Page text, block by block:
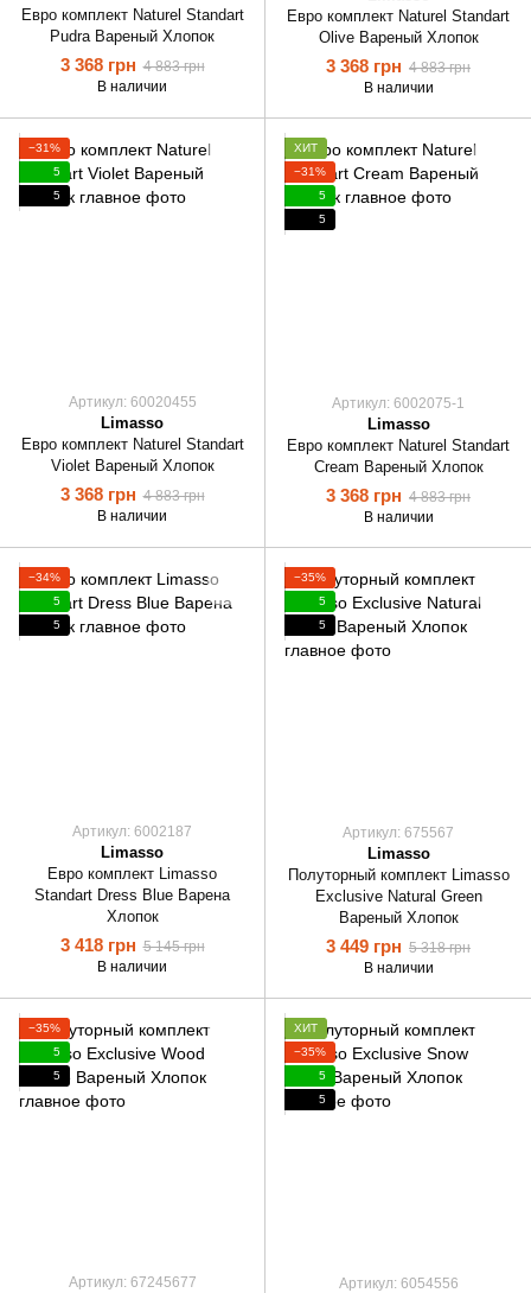
Евро комплект Naturel Standart
Pudra Вареный Хлопок
3 368 грн 4 883 грн
В наличии
Евро комплект Naturel Standart
Olive Вареный Хлопок
3 368 грн 4 883 грн
В наличии
−31%
5
5
Артикул: 60020455
Limasso
Евро комплект Naturel Standart
Violet Вареный Хлопок
3 368 грн 4 883 грн
В наличии
ХИТ
−31%
5
5
Артикул: 6002075-1
Limasso
Евро комплект Naturel Standart
Cream Вареный Хлопок
3 368 грн 4 883 грн
В наличии
−34%
5
5
Артикул: 6002187
Limasso
Евро комплект Limasso
Standart Dress Blue Варена
Хлопок
3 418 грн 5 145 грн
В наличии
−35%
5
5
Артикул: 675567
Limasso
Полуторный комплект Limasso
Exclusive Natural Green
Вареный Хлопок
3 449 грн 5 318 грн
В наличии
−35%
5
5
Артикул: 67245677
ХИТ
−35%
5
5
Артикул: 6054556